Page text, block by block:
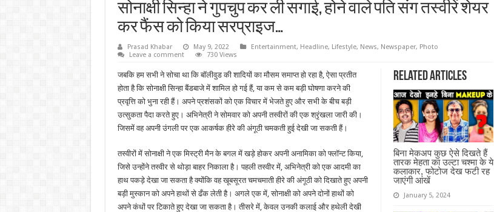
सोनाक्षी सिन्हा ने गुपचुप कर ली सगाई, होने वाले पति संग तस्वीरें शेयर
कर फैंस को किया सरप्राइज…
Prasad Khabar May 9, 2022 Entertainment, Headline, Lifestyle, News, Newspaper, Photo
Leave a comment
730 Views
Related Articles
बिना मेकअप कुछ ऐसे दिखते हैं
तारक मेहता का उल्टा चश्मा के ये
कलाकार, फोटोज देख फटी रह
जाएंगी आंखें
January 5, 2024
जबकि हम सभी ने सोचा था कि बॉलीवुड की शादियों का मौसम समाप्त हो रहा है, ऐसा प्रतीत
होता है कि सोनाक्षी सिन्हा बैंडबाजे में शामिल हो गई हैं, या कम से कम बड़ी घोषणा करने की
प्रवृत्ति को भुना रही हैं। अपने प्रशंसकों को एक विचार में भेजते हुए और सभी के बीच बड़ी
उत्सुकता पैदा करते हुए। अभिनेत्री ने सोमवार को अपनी तस्वीरों की एक श्रृंखला जारी की।
जिसमें वह अपनी उंगली पर एक आकर्षक हीरे की अंगूठी चमकती हुई देखी जा सकती हैं।
तस्वीरों में सोनाक्षी ने एक मिस्ट्री मैन के बगल में खड़े होकर अपनी अनामिका को फ्लॉन्ट किया,
जिसे उन्होंने तस्वीर से थोड़ा बाहर निकाला है। पहली तस्वीर में, अभिनेत्री को एक आदमी का
हाथ पकड़े देखा जा सकता है क्योंकि वह खूबसूरत चमचमाती हीरे की अंगूठी को दिखाते हुए अपनी
बड़ी मुस्कान को अपने हाथों से ढँक लेती है। अगले एक में, सोनाक्षी को अपने दोनों हाथों को
अपने कंधों पर टिकाते हुए देखा जा सकता है। तीसरे में, केवल उनकी कलाई और हथेली देखी